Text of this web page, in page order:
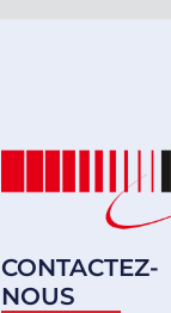
CONTACTEZ-
NOUS